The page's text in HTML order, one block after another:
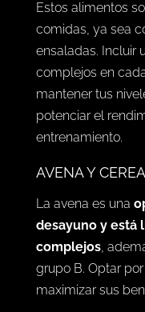
Estos alimentos
comidas, ya sea
ensaladas. Incluir
complejos en
mantener tus
potenciar el
entrenamiento.
AVENA Y
La avena es una
desayuno y está
complejos,
grupo B. Optar
maximizar sus